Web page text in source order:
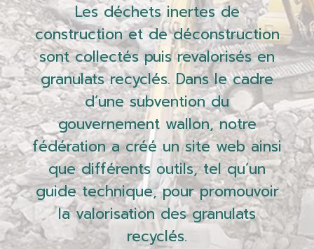
Les déchets inertes de
construction et de déconstruction
sont collectés puis revalorisés en
granulats recyclés. Dans le cadre
d’une subvention du
gouvernement wallon, notre
fédération a créé un site web ainsi
que différents outils, tel qu’un
guide technique, pour promouvoir
la valorisation des granulats
recyclés.